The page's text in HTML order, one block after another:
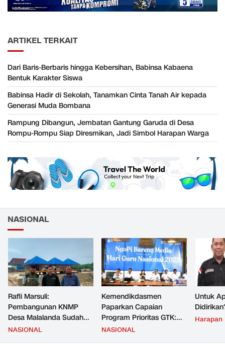
ARTIKEL TERKAIT
Dari Baris-Berbaris hingga Kebersihan, Babinsa Kabaena
Bentuk Karakter Siswa
Babinsa Hadir di Sekolah, Tanamkan Cinta Tanah Air kepada
Generasi Muda Bombana
Rampung Dibangun, Jembatan Gantung Garuda di Desa
Rompu-Rompu Siap Diresmikan, Jadi Simbol Harapan Warga
NASIONAL
Rafli Marsuli:
Pembangunan KNMP
Desa Malalanda Sudah
Mencapai 69 Persen dan
NASIONAL
Kemendikdasmen
Paparkan Capaian
Program Prioritas GTK:
Kompetensi Meningkat,
NASIONAL
Untuk
Harapan